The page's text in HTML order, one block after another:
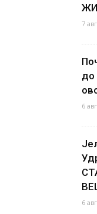
7
до
6
6